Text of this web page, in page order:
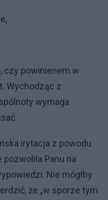
czy powinienem w
Wychodząc z
wymaga
irytacja z powodu
Panu na
Nie mógłby
że „w sporze tym